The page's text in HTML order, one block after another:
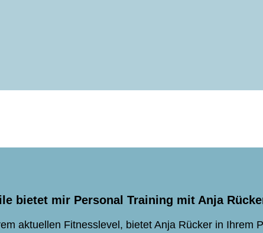
bietet mir Personal Training mit Anja
aktuellen Fitnesslevel, bietet Anja Rücker in Ihrem